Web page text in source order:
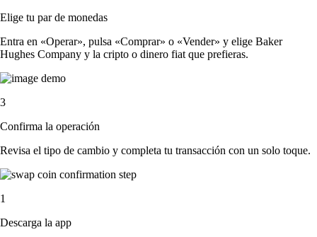
Elige tu par de monedas
Entra en «Operar», pulsa «Comprar» o «Vender» y elige Baker
Hughes Company y la cripto o dinero fiat que prefieras.
3
Confirma la operación
Revisa el tipo de cambio y completa tu transacción con un solo toque.
1
Descarga la app